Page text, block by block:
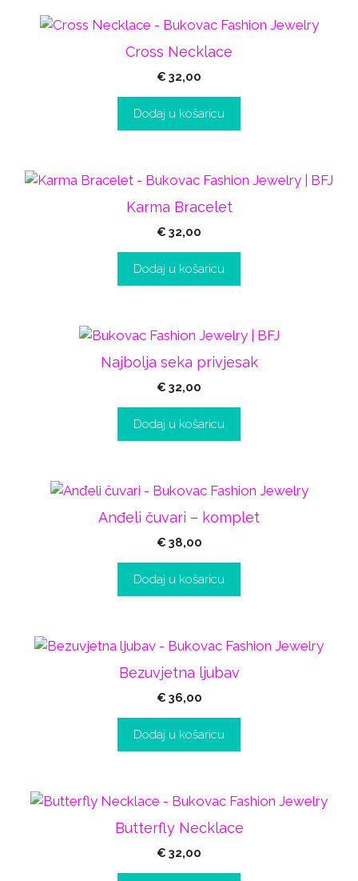
Cross Necklace
€ 32,00
Dodaj u košaricu
Karma Bracelet
€ 32,00
Dodaj u košaricu
Najbolja seka privjesak
€ 32,00
Dodaj u košaricu
Anđeli čuvari – komplet
€ 38,00
Dodaj u košaricu
Bezuvjetna ljubav
€ 36,00
Dodaj u košaricu
Butterfly Necklace
€ 32,00